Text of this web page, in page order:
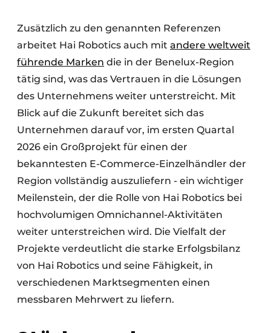
Zusätzlich zu den genannten Referenzen
arbeitet Hai Robotics auch mit andere weltweit
führende Marken die in der Benelux-Region
tätig sind, was das Vertrauen in die Lösungen
des Unternehmens weiter unterstreicht. Mit
Blick auf die Zukunft bereitet sich das
Unternehmen darauf vor, im ersten Quartal
2026 ein Großprojekt für einen der
bekanntesten E-Commerce-Einzelhändler der
Region vollständig auszuliefern - ein wichtiger
Meilenstein, der die Rolle von Hai Robotics bei
hochvolumigen Omnichannel-Aktivitäten
weiter unterstreichen wird. Die Vielfalt der
Projekte verdeutlicht die starke Erfolgsbilanz
von Hai Robotics und seine Fähigkeit, in
verschiedenen Marktsegmenten einen
messbaren Mehrwert zu liefern.